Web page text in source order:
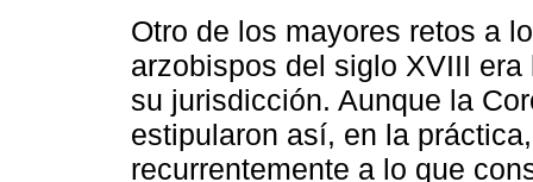
Otro de los mayores retos a
arzobispos del siglo XVIII
su jurisdicción. Aunque la
estipularon así, en la
recurrentemente a lo que